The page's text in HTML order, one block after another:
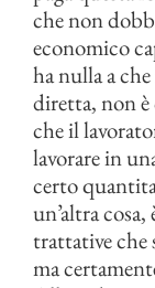
che non
economico
ha nulla a
diretta, non
che il
lavorare in
certo
un’altra
trattative che
ma